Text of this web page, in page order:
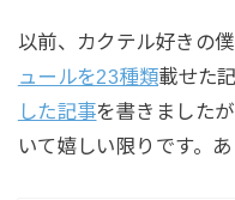
以前、カクテル好きの
ュールを23種類載せた
した記事を書きました
いて嬉しい限りです。